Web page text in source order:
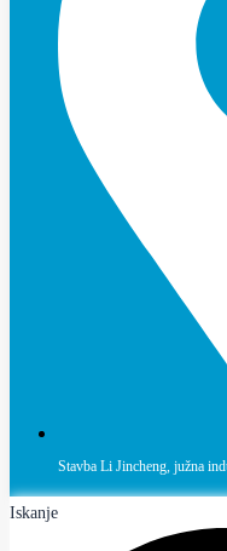
Stavba Li Jincheng, južna
Iskanje